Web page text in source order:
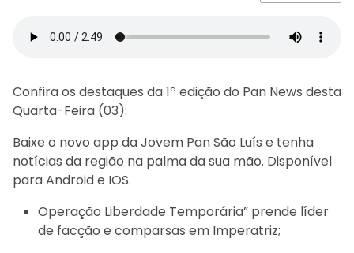
Confira os destaques da 1ª edição do Pan News desta
Quarta-Feira (03):
Baixe o novo app da Jovem Pan São Luís e tenha
notícias da região na palma da sua mão. Disponível
para Android e IOS.
Operação Liberdade Temporária” prende líder
de facção e comparsas em Imperatriz;